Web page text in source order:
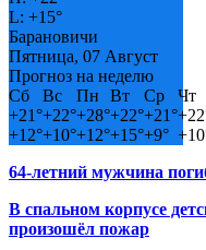
L: +15°
Барановичи
Пятница, 07 Август
Прогноз на неделю
Сб
Вс Пн Вт Ср
Чт
+21°+22°+28°+22°+21°+
+12°+10°+12°+15°+9° +
64-летний мужчина
В спальном корпусе
произошёл пожар